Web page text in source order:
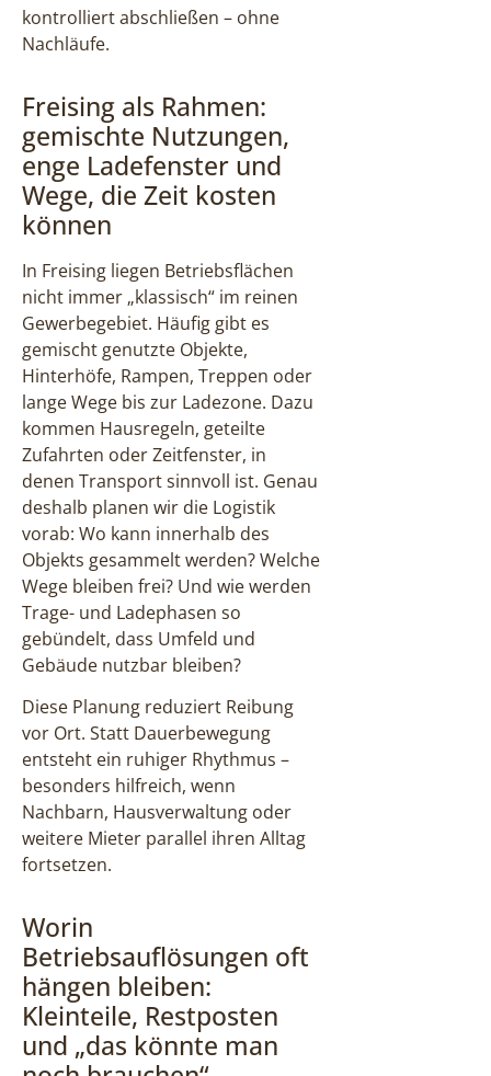
kontrolliert abschließen – ohne
Nachläufe.
Freising als Rahmen:
gemischte Nutzungen,
enge Ladefenster und
Wege, die Zeit kosten
können
In Freising liegen Betriebsflächen
nicht immer „klassisch“ im reinen
Gewerbegebiet. Häufig gibt es
gemischt genutzte Objekte,
Hinterhöfe, Rampen, Treppen oder
lange Wege bis zur Ladezone. Dazu
kommen Hausregeln, geteilte
Zufahrten oder Zeitfenster, in
denen Transport sinnvoll ist. Genau
deshalb planen wir die Logistik
vorab: Wo kann innerhalb des
Objekts gesammelt werden? Welche
Wege bleiben frei? Und wie werden
Trage- und Ladephasen so
gebündelt, dass Umfeld und
Gebäude nutzbar bleiben?
Diese Planung reduziert Reibung
vor Ort. Statt Dauerbewegung
entsteht ein ruhiger Rhythmus –
besonders hilfreich, wenn
Nachbarn, Hausverwaltung oder
weitere Mieter parallel ihren Alltag
fortsetzen.
Worin
Betriebsauflösungen oft
hängen bleiben:
Kleinteile, Restposten
und „das könnte man